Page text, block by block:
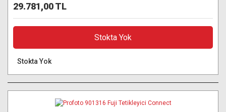
29.781,00 TL
Stokta Yok
Stokta Yok